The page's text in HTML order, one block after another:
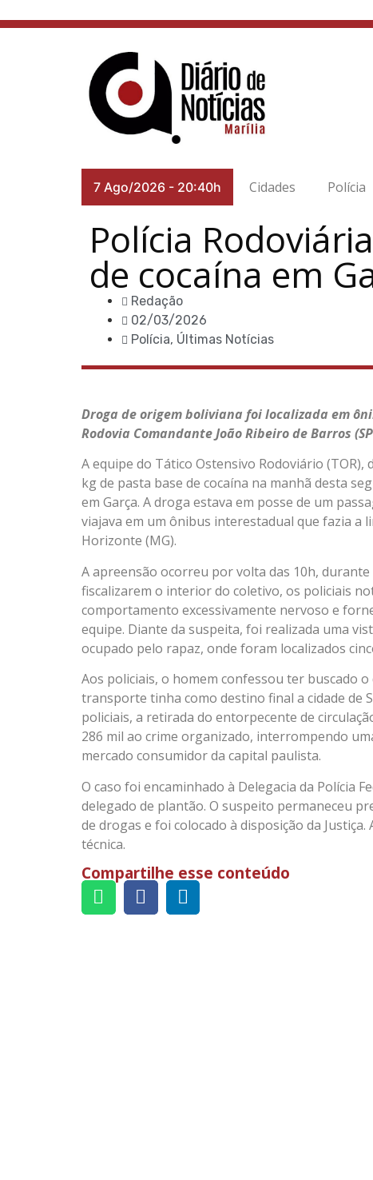
7 Ago/2026 - 20:40h Cidades Polícia
Polícia
de cocaína em
Redação
02/03/2026
Polícia, Últimas Notícias
Droga de origem boliviana foi localizada em
Rodovia Comandante João Ribeiro de Barros
A equipe do Tático Ostensivo Rodoviário (TOR),
kg de pasta base de cocaína na manhã desta
em Garça. A droga estava em posse de um
viajava em um ônibus interestadual que fazia a
Horizonte (MG).
A apreensão ocorreu por volta das 10h,
fiscalizarem o interior do coletivo, os policiais
comportamento excessivamente nervoso e
equipe. Diante da suspeita, foi realizada uma
ocupado pelo rapaz, onde foram localizados
Aos policiais, o homem confessou ter buscado
transporte tinha como destino final a cidade de
policiais, a retirada do entorpecente de
286 mil ao crime organizado, interrompendo
mercado consumidor da capital paulista.
O caso foi encaminhado à Delegacia da Polícia
delegado de plantão. O suspeito permaneceu
de drogas e foi colocado à disposição da
técnica.
Compartilhe esse conteúdo